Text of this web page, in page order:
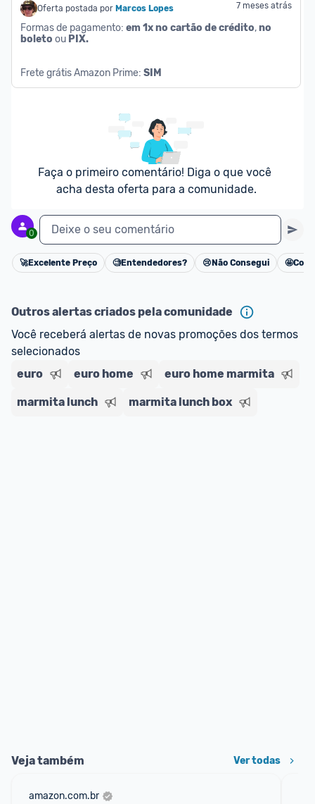
Oferta postada por Marcos Lopes 7 meses atrás
Formas de pagamento: em 1x no cartão de crédito, no
boleto ou PIX.
Frete grátis Amazon Prime: SIM
Faça o primeiro comentário! Diga o que você
acha desta oferta para a comunidade.
0 Deixe o seu comentário
Cancelar
🚀Excelente Preço 🧐Entendedores? 😢 Não Consegui 🤩
Outros alertas criados pela comunidade
Você receberá alertas de novas promoções dos termos
selecionados
euro
euro home euro home marmita
marmita lunch marmita lunch box
Veja também Ver todas
amazon.com.br